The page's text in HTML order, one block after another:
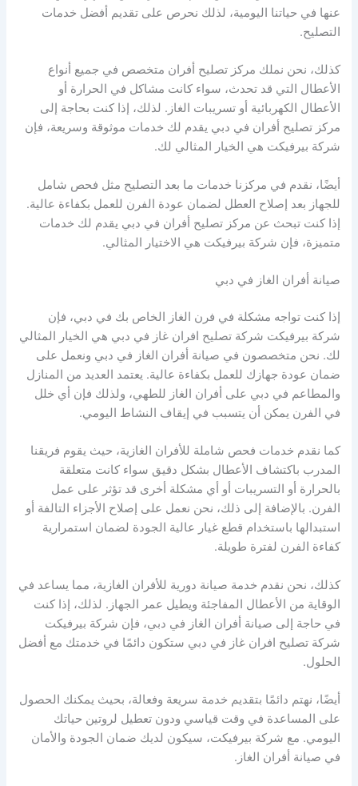
عنها في حياتنا اليومية، لذلك نحرص على تقديم أفضل خدمات
التصليح.
كذلك، نحن نملك مركز تصليح أفران متخصص في جميع أنواع
الأعطال التي قد تحدث، سواء كانت مشاكل في الحرارة أو
الأعطال الكهربائية أو تسريبات الغاز. لذلك، إذا كنت بحاجة إلى
مركز تصليح أفران في دبي يقدم لك خدمات موثوقة وسريعة، فإن
شركة بيرفيكت هي الخيار المثالي لك.
أيضًا، نقدم في مركزنا خدمات ما بعد التصليح مثل فحص شامل
للجهاز بعد إصلاح العطل لضمان عودة الفرن للعمل بكفاءة عالية.
إذا كنت تبحث عن مركز تصليح أفران في دبي يقدم لك خدمات
متميزة، فإن شركة بيرفيكت هي الاختيار المثالي.
صيانة أفران الغاز في دبي
إذا كنت تواجه مشكلة في فرن الغاز الخاص بك في دبي، فإن
شركة بيرفيكت شركة تصليح افران غاز في دبي هي الخيار المثالي
لك. نحن متخصصون في صيانة أفران الغاز في دبي ونعمل على
ضمان عودة جهازك للعمل بكفاءة عالية. يعتمد العديد من المنازل
والمطاعم في دبي على أفران الغاز للطهي، ولذلك فإن أي خلل
في الفرن يمكن أن يتسبب في إيقاف النشاط اليومي.
كما نقدم خدمات فحص شاملة للأفران الغازية، حيث يقوم فريقنا
المدرب باكتشاف الأعطال بشكل دقيق سواء كانت متعلقة
بالحرارة أو التسريبات أو أي مشكلة أخرى قد تؤثر على عمل
الفرن. بالإضافة إلى ذلك، نحن نعمل على إصلاح الأجزاء التالفة أو
استبدالها باستخدام قطع غيار عالية الجودة لضمان استمرارية
كفاءة الفرن لفترة طويلة.
كذلك، نحن نقدم خدمة صيانة دورية للأفران الغازية، مما يساعد في
الوقاية من الأعطال المفاجئة ويطيل عمر الجهاز. لذلك، إذا كنت
في حاجة إلى صيانة أفران الغاز في دبي، فإن شركة بيرفيكت
شركة تصليح افران غاز في دبي ستكون دائمًا في خدمتك مع أفضل
الحلول.
أيضًا، نهتم دائمًا بتقديم خدمة سريعة وفعالة، بحيث يمكنك الحصول
على المساعدة في وقت قياسي ودون تعطيل لروتين حياتك
اليومي. مع شركة بيرفيكت، سيكون لديك ضمان الجودة والأمان
في صيانة أفران الغاز.